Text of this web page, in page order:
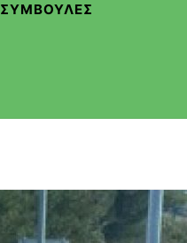
ΣΥΜΒΟΥΛΈΣ